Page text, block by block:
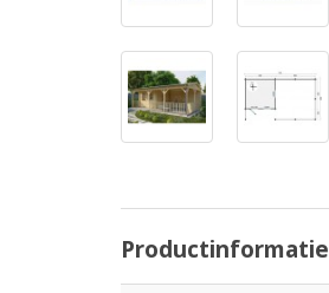
Productinformatie